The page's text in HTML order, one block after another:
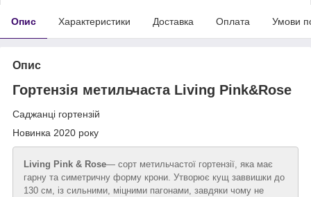
Опис Характеристики Доставка Оплата Умови
Опис
Гортензія метильчаста Living Pink&Rose
Саджанці гортензій
Новинка 2020 року
Living Pink & Rose— сорт метильчастої гортензії, яка має
гарну та симетричну форму крони. Утворює кущ заввишки до
130 см, із сильними, міцними пагонами, завдяки чому не